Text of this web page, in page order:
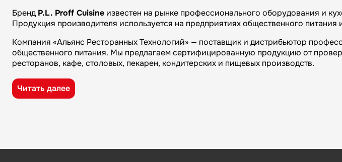
БрендP.L. Proff Cuisine известен на рынке профессионального оборудования и
Продукция производителя используется на предприятиях общественного
Компания «Альянс Ресторанных Технологий» — поставщик и дистрибьютор
общественного питания. Мы предлагаем сертифицированную продукцию от
ресторанов, кафе, столовых, пекарен, кондитерских и пищевых производств.
Преимущества компании «Альянс Ресторанных Технологий»:
широкий ассортимент оборудования, кухонного инвентаря и посуды для
Читать далее